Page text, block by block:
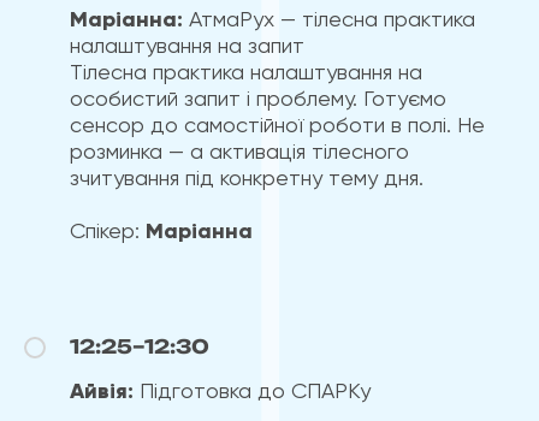
Маріанна: АтмаРух — тілесна практика
налаштування на запит
Тілесна практика налаштування на
особистий запит і проблему. Готуємо
сенсор до самостійної роботи в полі. Не
розминка — а активація тілесного
зчитування під конкретну тему дня.
Спікер: Маріанна
12:25–12:30
Айвія: Підготовка до СПАРКу